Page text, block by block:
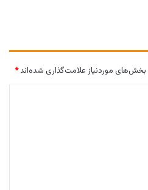
بخش‌های موردنیاز علامت‌گذاری شده‌اند*